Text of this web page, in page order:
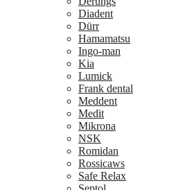
Diadent
Dürr
Hamamatsu
Ingo-man
Kia
Lumick
Frank dental
Meddent
Medit
Mikrona
NSK
Romidan
Rossicaws
Safe Relax